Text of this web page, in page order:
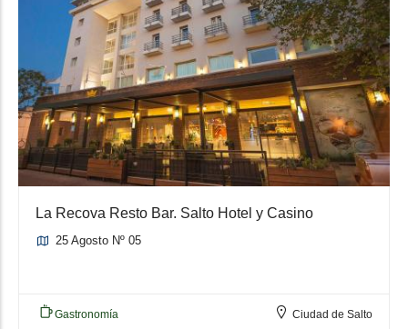
La Recova Resto Bar. Salto Hotel y Casino
25 Agosto Nº 05
Gastronomía Ciudad de Salto